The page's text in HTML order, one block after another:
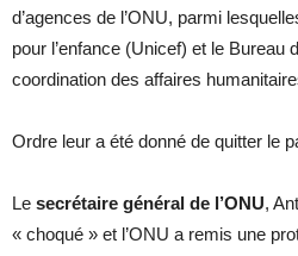
d’agences de l’ONU, parmi
pour l’enfance (Unicef) et le Bureau
coordination des affaires
Ordre leur a été donné de quitter le
Le secrétaire général de l’ONU,
« choqué » et l’ONU a remis une